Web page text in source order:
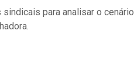
para analisar o cenário